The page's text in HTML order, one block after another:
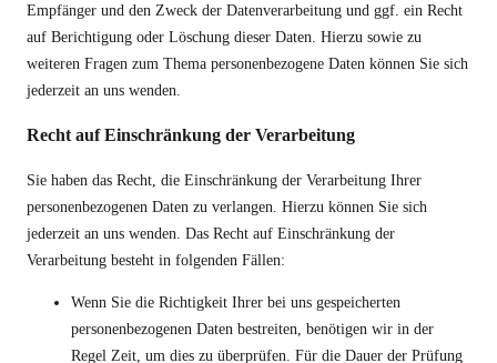
Empfänger und den Zweck der Datenverarbeitung und ggf. ein Recht
auf Berichtigung oder Löschung dieser Daten. Hierzu sowie zu
weiteren Fragen zum Thema personenbezogene Daten können Sie sich
jederzeit an uns wenden.
Recht auf Einschränkung der Verarbeitung
Sie haben das Recht, die Einschränkung der Verarbeitung Ihrer
personenbezogenen Daten zu verlangen. Hierzu können Sie sich
jederzeit an uns wenden. Das Recht auf Einschränkung der
Verarbeitung besteht in folgenden Fällen:
Wenn Sie die Richtigkeit Ihrer bei uns gespeicherten
personenbezogenen Daten bestreiten, benötigen wir in der
Regel Zeit, um dies zu überprüfen. Für die Dauer der Prüfung